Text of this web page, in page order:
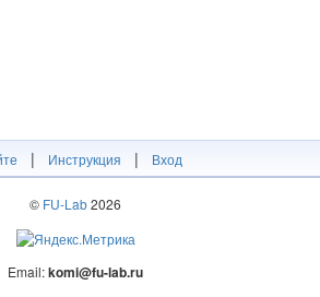
| Инструкция | Вход
© FU-Lab2026
Email:komi@fu-lab.ru